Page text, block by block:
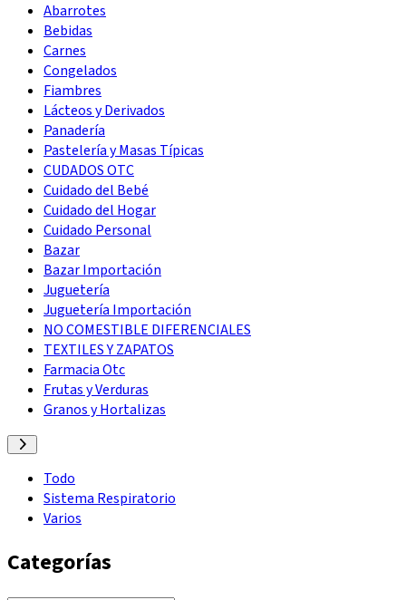
Abarrotes
Bebidas
Carnes
Congelados
Fiambres
Lácteos y Derivados
Panadería
Pastelería y Masas Típicas
CUDADOS OTC
Cuidado del Bebé
Cuidado del Hogar
Cuidado Personal
Bazar
Bazar Importación
Juguetería
Juguetería Importación
NO COMESTIBLE DIFERENCIALES
TEXTILES Y ZAPATOS
Farmacia Otc
Frutas y Verduras
Granos y Hortalizas
Todo
Sistema Respiratorio
Varios
Categorías